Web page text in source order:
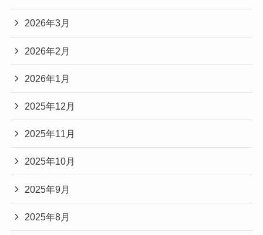
2026年3月
2026年2月
2026年1月
2025年12月
2025年11月
2025年10月
2025年9月
2025年8月